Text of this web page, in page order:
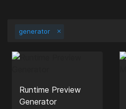
generator
Runtime Preview
Generator